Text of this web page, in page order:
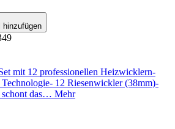
hinzufügen
mit 12 professionellen Heizwicklern-
12 Riesenwickler (38mm)-
schont das… Mehr